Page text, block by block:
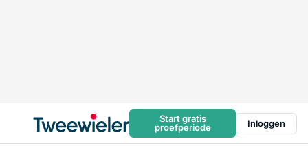
Start gratis
proefperiode
Inloggen